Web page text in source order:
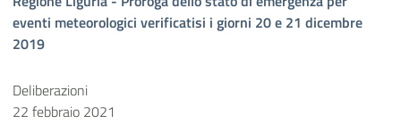
eventi meteorologici verificatisi i giorni 20 e 21 dicembre
2019
Deliberazioni
22 febbraio 2021